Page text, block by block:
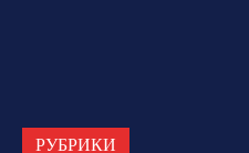
РУБРИКИ